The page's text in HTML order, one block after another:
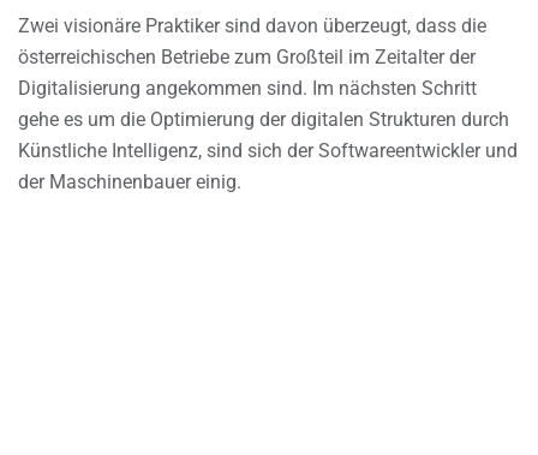
Zwei visionäre Praktiker sind davon überzeugt, dass die
österreichischen Betriebe zum Großteil im Zeitalter der
Digitalisierung angekommen sind. Im nächsten Schritt
gehe es um die Optimierung der digitalen Strukturen durch
Künstliche Intelligenz, sind sich der Softwareentwickler und
der Maschinenbauer einig.